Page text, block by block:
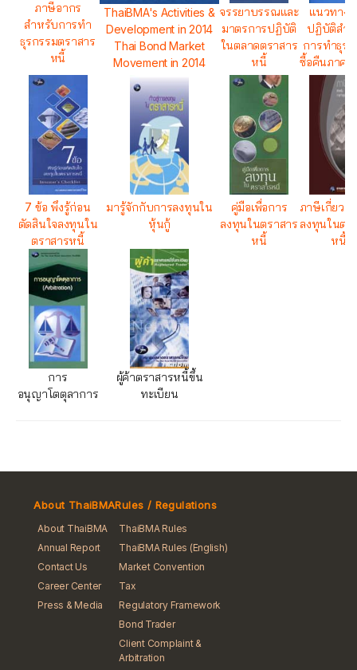
ภาษีอากร
สำหรับการทำ
ธุรกรรมตราสาร
หนี้
ThaiBMA's Activities &
Development in 2014
Thai Bond Market
Movement in 2014
จรรยาบรรณและ
มาตรการปฏิบัติ
ในตลาดตราสาร
หนี้
แนวทาง
ปฏิบัติสำ
การทำธุร
ซื้อคืนภาคเ
7 ข้อ พึงรู้ก่อน
ตัดสินใจลงทุนใน
ตราสารหนี้
มารู้จักกับการลงทุนใน
หุ้นกู้
คู่มือเพื่อการ
ลงทุนในตราสาร
หนี้
ภาษีเกี่ยวกั
ลงทุนในตร
หนี้
การ
อนุญาโตตุลาการ
ผู้ค้าตราสารหนี้ขึ้น
ทะเบียน
About ThaiBMA
About ThaiBMA
Annual Report
Contact Us
Career Center
Press & Media
Rules / Regulations
ThaiBMA Rules
ThaiBMA Rules (English)
Market Convention
Tax
Regulatory Framework
Bond Trader
Client Complaint &
Arbitration